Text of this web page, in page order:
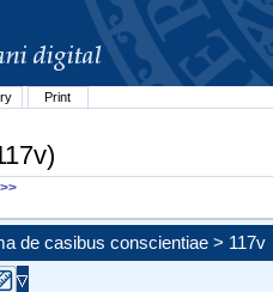
Print